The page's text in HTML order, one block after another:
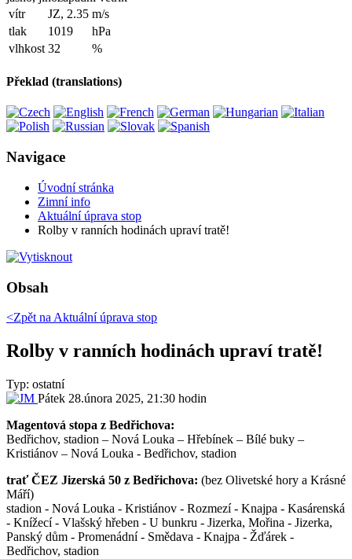
vítr
JZ, 2.35 m/s
tlak
1019
hPa
vlhkost 32 %
Překlad (translations)
Navigace
Úvodní stránka
Zimní info
Aktuální úprava stop
Rolby v ranních hodinách upraví tratě!
Obsah
<Zpět na Aktuální úprava stop
Rolby v ranních hodinách upraví tratě!
Typ: ostatní
Pátek 28.února 2025, 21:30 hodin
Magentová stopa z Bedřichova:
Bedřichov, stadion – Nová Louka – Hřebínek – Bílé buky –
Kristiánov – Nová Louka - Bedřichov, stadion
trať ČEZ Jizerská 50 z Bedřichova: (bez Olivetské hory a Krásné
Máří)
stadion - Nová Louka - Kristiánov - Rozmezí - Knajpa - Kasárenská
- Knížecí - Vlašský hřeben - U bunkru - Jizerka, Mořina - Jizerka,
Panský dům - Promenádní - Smědava - Knajpa - Žďárek -
Bedřichov, stadion